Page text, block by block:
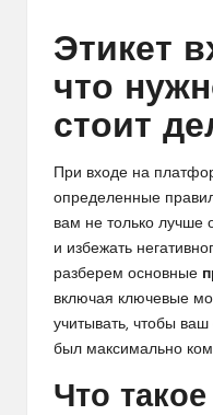
Этикет
что
стоит
При входе на
определенные
вам не только лучше
и избежать
разберем основные
включая ключевые
учитывать, чтобы ваш
был максимально
Что